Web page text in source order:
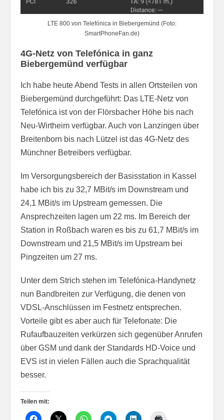
LTE 800 von Telefónica in Biebergemünd (Foto:
SmartPhoneFan.de)
4G-Netz von Telefónica in ganz
Biebergemünd verfügbar
Ich habe heute Abend Tests in allen Ortsteilen von
Biebergemünd durchgeführt: Das LTE-Netz von
Telefónica ist von der Flörsbacher Höhe bis nach
Neu-Wirtheim verfügbar. Auch von Lanzingen über
Breitenborn bis nach Lützel ist das 4G-Netz des
Münchner Betreibers verfügbar.
Im Versorgungsbereich der Basisstation in Kassel
habe ich bis zu 32,7 MBit/s im Downstream und
24,1 MBit/s im Upstream gemessen. Die
Ansprechzeiten lagen um 22 ms. Im Bereich der
Station in Roßbach waren es bis zu 61,7 MBit/s im
Downstream und 21,5 MBit/s im Upstream bei
Pingzeiten um 27 ms.
Unter dem Strich stehen im Telefónica-Handynetz
nun Bandbreiten zur Verfügung, die denen von
VDSL-Anschlüssen im Festnetz entsprechen.
Vorteile gibt es aber auch für Telefonate: Die
Rufaufbauzeiten verkürzen sich gegenüber Anrufen
über GSM und dank der Standards HD-Voice und
EVS ist in vielen Fällen auch die Sprachqualität
besser.
Teilen mit: